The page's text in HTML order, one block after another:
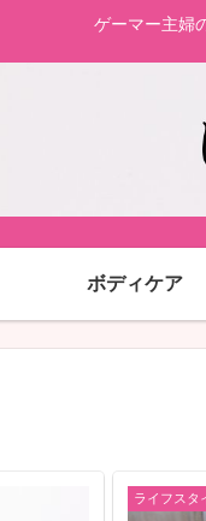
ゲーマー主婦
ボディケア
ライフスタ